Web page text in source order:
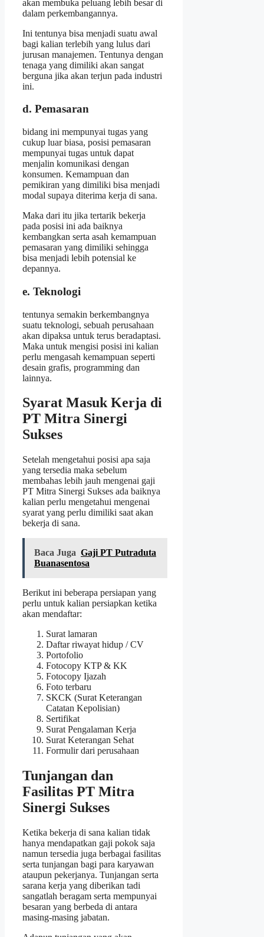
akan membuka peluang lebih besar di
dalam perkembangannya.
Ini tentunya bisa menjadi suatu awal
bagi kalian terlebih yang lulus dari
jurusan manajemen. Tentunya dengan
tenaga yang dimiliki akan sangat
berguna jika akan terjun pada industri
ini.
d. Pemasaran
bidang ini mempunyai tugas yang
cukup luar biasa, posisi pemasaran
mempunyai tugas untuk dapat
menjalin komunikasi dengan
konsumen. Kemampuan dan
pemikiran yang dimiliki bisa menjadi
modal supaya diterima kerja di sana.
Maka dari itu jika tertarik bekerja
pada posisi ini ada baiknya
kembangkan serta asah kemampuan
pemasaran yang dimiliki sehingga
bisa menjadi lebih potensial ke
depannya.
e. Teknologi
tentunya semakin berkembangnya
suatu teknologi, sebuah perusahaan
akan dipaksa untuk terus beradaptasi.
Maka untuk mengisi posisi ini kalian
perlu mengasah kemampuan seperti
desain grafis, programming dan
lainnya.
Syarat Masuk Kerja di
PT Mitra Sinergi
Sukses
Setelah mengetahui posisi apa saja
yang tersedia maka sebelum
membahas lebih jauh mengenai gaji
PT Mitra Sinergi Sukses ada baiknya
kalian perlu mengetahui mengenai
syarat yang perlu dimiliki saat akan
bekerja di sana.
Baca Juga Gaji PT Putraduta
Buanasentosa
Berikut ini beberapa persiapan yang
perlu untuk kalian persiapkan ketika
akan mendaftar:
Surat lamaran
Daftar riwayat hidup / CV
Portofolio
Fotocopy KTP & KK
Fotocopy Ijazah
Foto terbaru
SKCK (Surat Keterangan
Catatan Kepolisian)
Sertifikat
Surat Pengalaman Kerja
Surat Keterangan Sehat
Formulir dari perusahaan
Tunjangan dan
Fasilitas PT Mitra
Sinergi Sukses
Ketika bekerja di sana kalian tidak
hanya mendapatkan gaji pokok saja
namun tersedia juga berbagai fasilitas
serta tunjangan bagi para karyawan
ataupun pekerjanya. Tunjangan serta
sarana kerja yang diberikan tadi
sangatlah beragam serta mempunyai
besaran yang berbeda di antara
masing-masing jabatan.